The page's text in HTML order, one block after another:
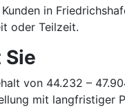
in
oder Teilzeit.
von 44.232 –
mit langfristiger